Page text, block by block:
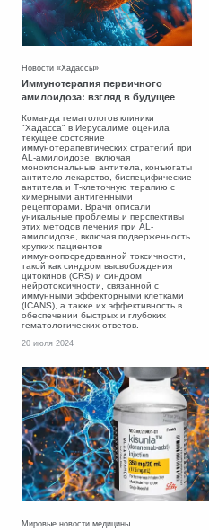
Новости «Хадассы»
Иммунотерапия первичного
амилоидоза: взгляд в будущее
Команда гематологов клиники
"Хадасса" в Иерусалиме оценила
текущее состояние
иммунотерапевтических стратегий при
AL-амилоидозе, включая
моноклональные антитела, конъюгаты
антитело-лекарство, биспецифические
антитела и Т-клеточную терапию с
химерными антигенными
рецепторами. Врачи описали
уникальные проблемы и перспективы
этих методов лечения при AL-
амилоидозе, включая подверженность
хрупких пациентов
иммуноопосредованной токсичности,
такой как синдром высвобождения
цитокинов (CRS) и синдром
нейротоксичности, связанной с
иммунными эффекторными клетками
(ICANS), а также их эффективность в
обеспечении быстрых и глубоких
гематологических ответов.
20 июля 2024
Мировые новости медицины